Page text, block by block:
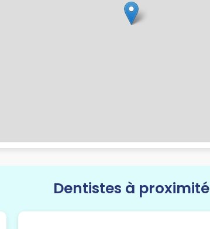
Dentistes à proximité